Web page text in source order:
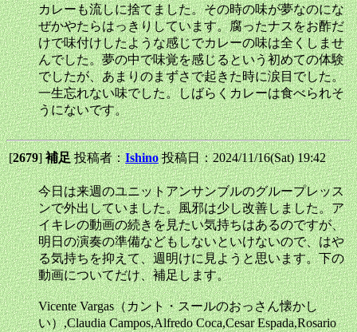
カレーも流しに捨てました。その時の味が夢なのにな
ぜかやたらはっきりしています。腐ったナスをお酢だ
けで味付けしたような感じでカレーの味は全くしませ
んでした。夢の中で味覚を感じるという初めての体験
でしたが、あまりのまずさで起きた時に涙目でした。
一生忘れない味でした。しばらくカレーは食べられそ
うにないです。
[2679]補足投稿者：Ishino 投稿日：2024/11/16(Sat) 19:42
今日は来週のユニットアンサンブルのグループレッス
ンで外出していました。風邪は少し改善しました。ア
イキレの動画の続きを見たい気持ちはあるのですが、
明日の演奏の準備などもしないといけないので、はや
る気持ちを抑えて、週明けに見ようと思います。下の
動画についてだけ、補足します。
Vicente Vargas（カント・スールのおっさん懐かし
い）,Claudia Campos,Alfredo Coca,Cesar Espada,Rosario